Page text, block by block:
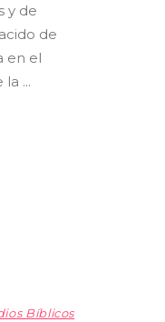
y de
de
en el
la
Bíblicos